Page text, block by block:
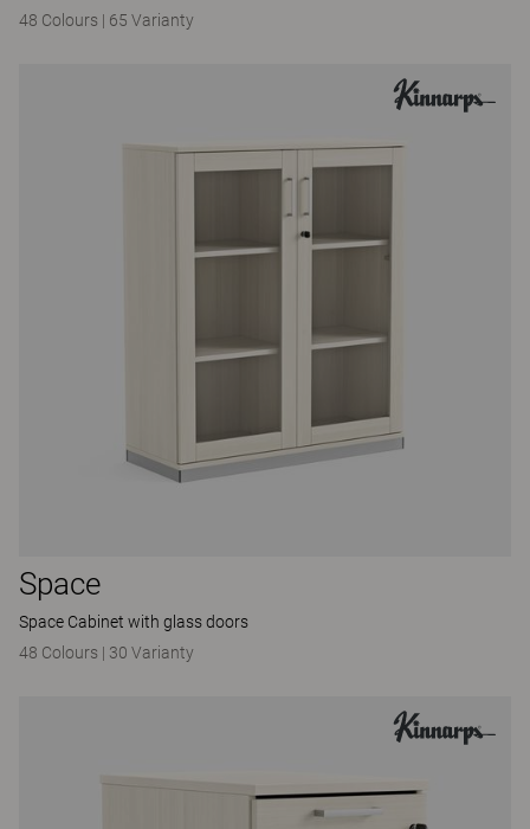
48 Colours | 65 Varianty
Space
Space Cabinet with glass doors
48 Colours | 30 Varianty